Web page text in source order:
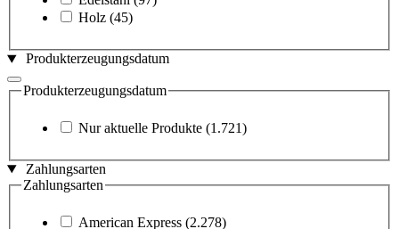
Holz (45)
Produkterzeugungsdatum
Produkterzeugungsdatum
Nur aktuelle Produkte (1.721)
Zahlungsarten
Zahlungsarten
American Express (2.278)